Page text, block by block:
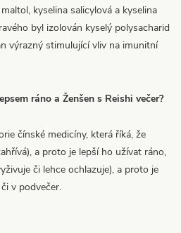
kyselina salicylová a kyselina
byl izolován kyselý polysacharid
výrazný stimulující vliv na imunitní
ráno a Ženšen s Reishi večer?
čínské medicíny, která říká, že
a proto je lepší ho užívat ráno,
či lehce ochlazuje), a proto je
v podvečer.